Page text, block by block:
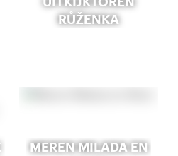
RŮŽENKA
MEREN MILADA EN